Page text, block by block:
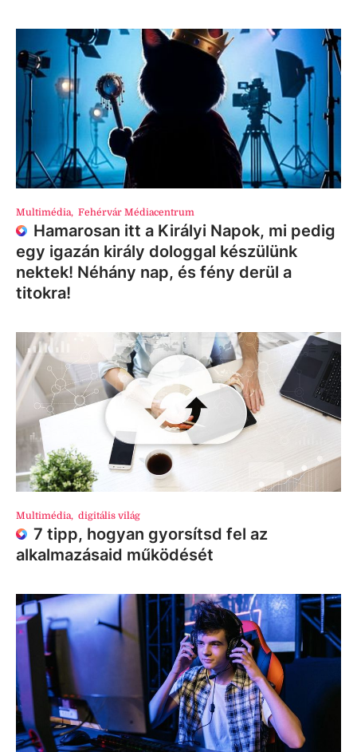
Multimédia, Fehérvár Médiacentrum
Hamarosan itt a Királyi Napok, mi pedig
egy igazán király dologgal készülünk
nektek! Néhány nap, és fény derül a
titokra!
Multimédia, digitális világ
7 tipp, hogyan gyorsítsd fel az
alkalmazásaid működését